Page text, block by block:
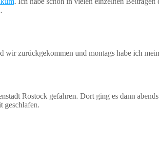
zurückgekommen und montags habe ich
Rostock gefahren. Dort ging es dann
geschlafen.